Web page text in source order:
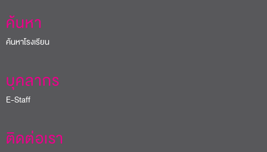
ค้นหา
ค้นหาโรงเรียน
บุคลากร
E-Staff
ติดต่อเรา